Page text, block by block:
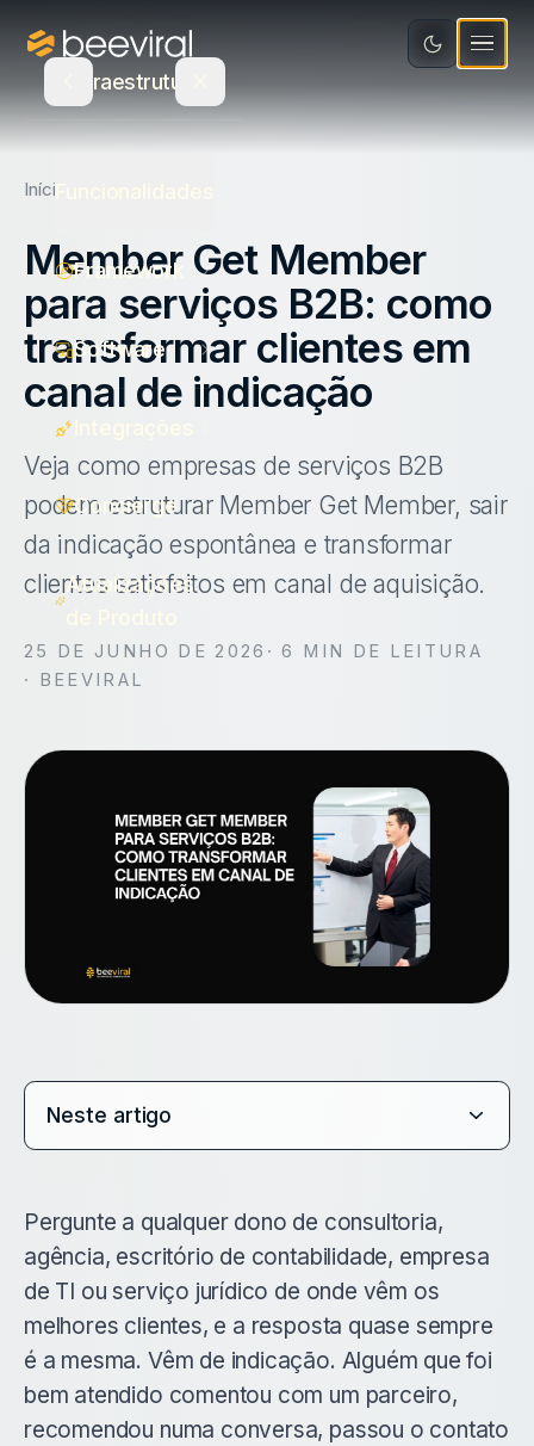
Concierge
Mídia e Entretenimento
Serviços
Ecommerce
E-book
Canva
Estudo de Recompensas
Agência parceira
Indique e ganhe
Fale com um especialista
Login
Infraestrutura
Framework
Software
Concierge
Atualizações
Início
Member Get Member
para serviços B2B: como
transformar clientes em
canal de indicação
Veja como empresas de serviços B2B
podem estruturar Member Get Member, sair
da indicação espontânea e transformar
clientes satisfeitos em canal de aquisição.
25 DE JUNHO DE 2026 ·6
MIN DE LEITURA
· BEEVIRAL
Neste artigo
Pergunte a qualquer dono de consultoria,
agência, escritório de contabilidade, empresa
de TI ou serviço jurídico de onde vêm os
melhores clientes, e a resposta quase sempre
é a mesma. Vêm de indicação. Alguém que foi
bem atendido comentou com um parceiro,
recomendou numa conversa, passou o contato